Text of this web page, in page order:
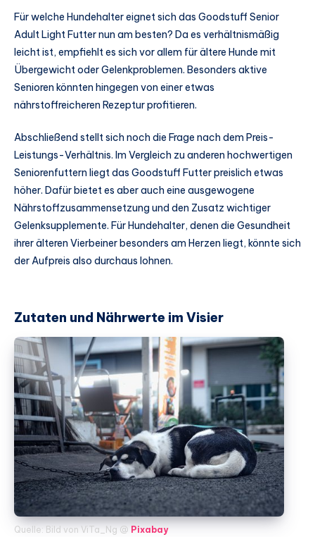
Für welche Hundehalter eignet sich das Goodstuff Senior
Adult Light Futter nun am besten? Da es verhältnismäßig
leicht ist, empfiehlt es sich vor allem für ältere Hunde mit
Übergewicht oder Gelenkproblemen. Besonders aktive
Senioren könnten hingegen von einer etwas
nährstoffreicheren Rezeptur profitieren.
Abschließend stellt sich noch die Frage nach dem Preis-
Leistungs-Verhältnis. Im Vergleich zu anderen hochwertigen
Seniorenfuttern liegt das Goodstuff Futter preislich etwas
höher. Dafür bietet es aber auch eine ausgewogene
Nährstoffzusammensetzung und den Zusatz wichtiger
Gelenksupplemente. Für Hundehalter, denen die Gesundheit
ihrer älteren Vierbeiner besonders am Herzen liegt, könnte sich
der Aufpreis also durchaus lohnen.
Zutaten und Nährwerte im Visier
Quelle: Bild von ViTa_Ng @ Pixabay